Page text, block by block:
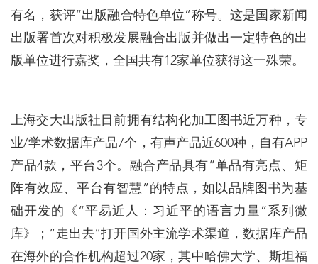
有名，获评“出版融合特色单位”称号。这是国家新闻
出版署首次对积极发展融合出版并做出一定特色的出
版单位进行嘉奖，全国共有12家单位获得这一殊荣。
上海交大出版社目前拥有结构化加工图书近万种，专
业/学术数据库产品7个，有声产品近600种，自有APP
产品4款，平台3个。融合产品具有“单品有亮点、矩
阵有效应、平台有智慧”的特点，如以品牌图书为基
础开发的《“平易近人：习近平的语言力量”系列微
库》；“走出去”打开国外主流学术渠道，数据库产品
在海外的合作机构超过20家，其中哈佛大学、斯坦福